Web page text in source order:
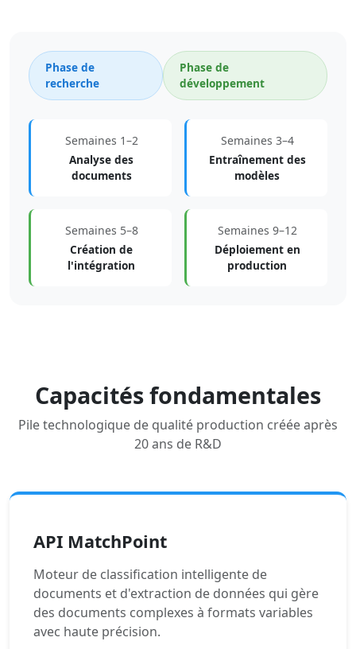
Phase de
recherche
Phase de
développement
Semaines 1–2
Analyse des
documents
Semaines 3–4
Entraînement des
modèles
Semaines 5–8
Création de
l'intégration
Semaines 9–12
Déploiement en
production
Capacités fondamentales
Pile technologique de qualité production créée après
20 ans de R&D
API MatchPoint
Moteur de classification intelligente de
documents et d'extraction de données qui gère
des documents complexes à formats variables
avec haute précision.